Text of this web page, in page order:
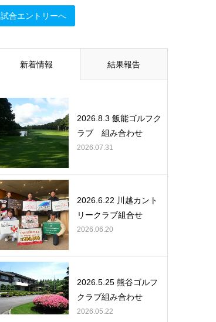
試合エントリーへ
新着情報 結果報告
2026.8.3 飯能ゴルフク
ラブ 組み合わせ
2026.07.31
2026.6.22 川越カント
リークラブ組合せ
2026.06.20
2026.5.25 熊谷ゴルフ
クラブ組み合わせ
2026.05.22